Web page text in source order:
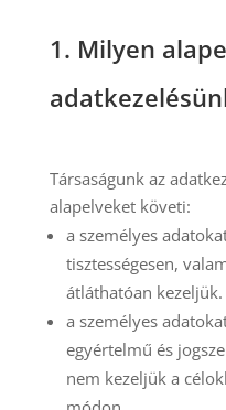
1. Milyen
Társaságunk az
alapelveket követi:
a személyes
tisztességesen,
átláthatóan kezeljük.
a személyes
egyértelmű és
nem kezeljük a